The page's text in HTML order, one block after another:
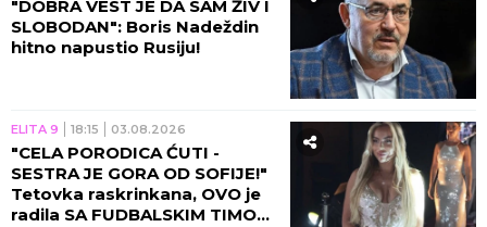
"DOBRA VEST JE DA SAM ŽIV I
SLOBODAN": Boris Nadeždin
hitno napustio Rusiju!
ELITA 9 18:15 03.08.2026
"CELA PORODICA ĆUTI -
SESTRA JE GORA OD SOFIJE!"
Tetovka raskrinkana, OVO je
radila SA FUDBALSKIM TIMOM